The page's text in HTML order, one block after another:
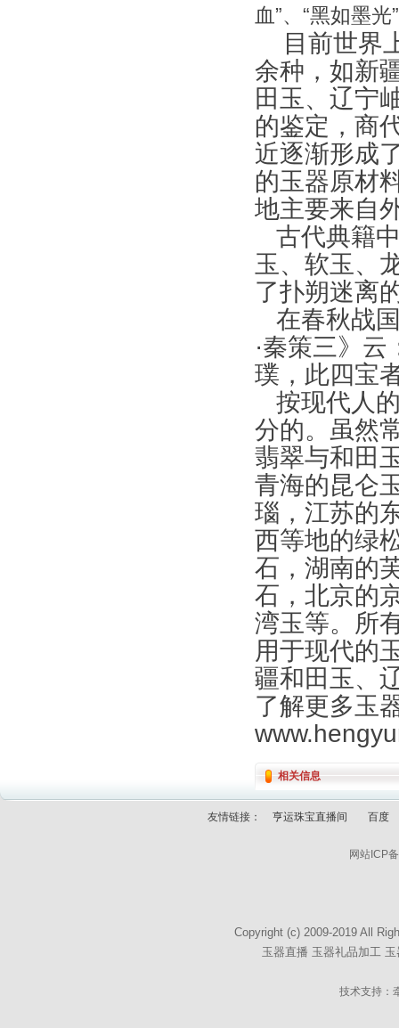
血”、“黑如墨
目前世界
余种，如新
田玉、辽宁
的鉴定，商
近逐渐形成
的玉器原材
地主要来自
古代典籍
玉、软玉、
了扑朔迷离
在春秋战
·秦策三》
璞，此四宝
按现代人
分的。虽然
翡翠与和田
青海的昆仑
瑙，江苏的
西等地的绿
石，湖南的
石，北京的
湾玉等。所
用于现代的
疆和田玉、
了解更多玉
相关信息
友情链接： 亨运珠宝直播间 百度
网站ICP
Copyright (c) 2009-2019 All
玉器直播 玉器礼品加工
技术支持：